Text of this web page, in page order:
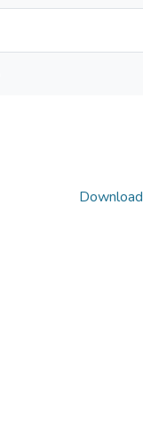
Download